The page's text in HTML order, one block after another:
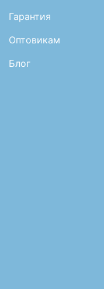
Гарантия
Оптовикам
Блог